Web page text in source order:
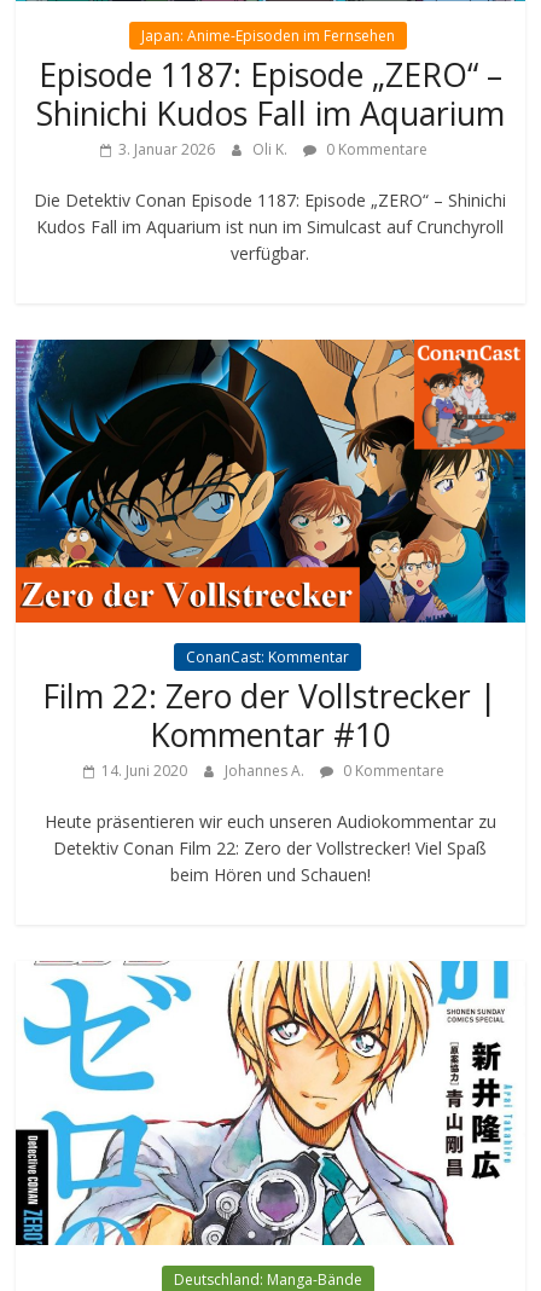
Japan: Anime-Episoden im Fernsehen
Episode 1187: Episode „ZERO“ –
Shinichi Kudos Fall im Aquarium
3. Januar 2026 Oli K. 0 Kommentare
Die Detektiv Conan Episode 1187: Episode „ZERO“ – Shinichi
Kudos Fall im Aquarium ist nun im Simulcast auf Crunchyroll
verfügbar.
ConanCast: Kommentar
Film 22: Zero der Vollstrecker |
Kommentar #10
14. Juni 2020 Johannes A. 0 Kommentare
Heute präsentieren wir euch unseren Audiokommentar zu
Detektiv Conan Film 22: Zero der Vollstrecker! Viel Spaß
beim Hören und Schauen!
Deutschland: Manga-Bände